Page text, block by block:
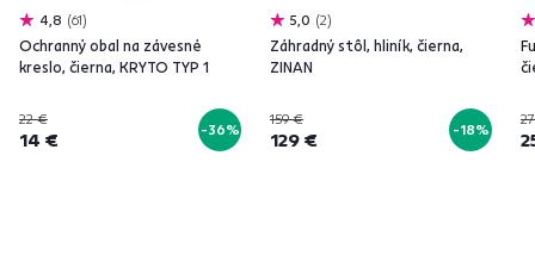
4,8 61
Ochranný obal na závesné
kreslo, čierna, KRYTO TYP 1
22 €
14 € -36%
5,0 2
Záhradný stôl, hliník, čierna,
ZINAN
159 €
129 € -18%